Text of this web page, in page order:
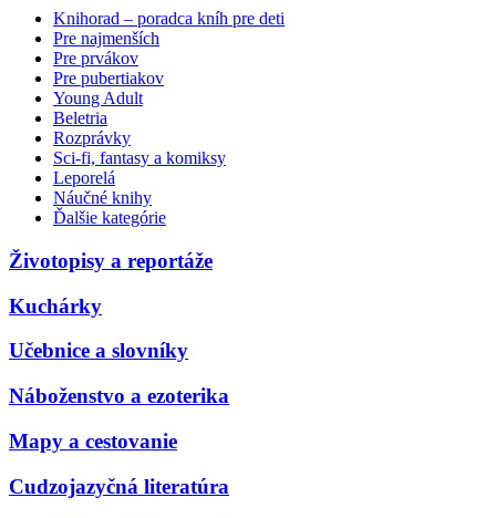
Knihorad – poradca kníh pre deti
Pre najmenších
Pre prvákov
Pre pubertiakov
Young Adult
Beletria
Rozprávky
Sci-fi, fantasy a komiksy
Leporelá
Náučné knihy
Ďalšie kategórie
Životopisy a reportáže
Kuchárky
Učebnice a slovníky
Náboženstvo a ezoterika
Mapy a cestovanie
Cudzojazyčná literatúra